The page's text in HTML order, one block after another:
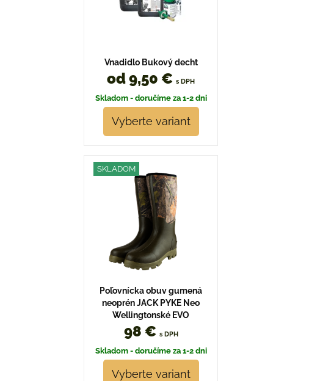
Vnadidlo Bukový decht
od 9,50 € s DPH
Skladom - doručíme za 1-2 dni
Vyberte variant
SKLADOM
Poľovnícka obuv gumená
neoprén JACK PYKE Neo
Wellingtonské EVO
98 € s DPH
Skladom - doručíme za 1-2 dni
Vyberte variant